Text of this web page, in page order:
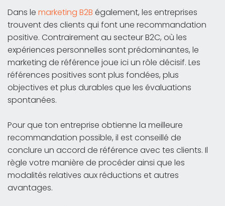
Dans le marketing B2B également, les entreprises
trouvent des clients qui font une recommandation
positive. Contrairement au secteur B2C, où les
expériences personnelles sont prédominantes, le
marketing de référence joue ici un rôle décisif. Les
références positives sont plus fondées, plus
objectives et plus durables que les évaluations
spontanées.
Pour que ton entreprise obtienne la meilleure
recommandation possible, il est conseillé de
conclure un accord de référence avec tes clients. Il
règle votre manière de procéder ainsi que les
modalités relatives aux réductions et autres
avantages.